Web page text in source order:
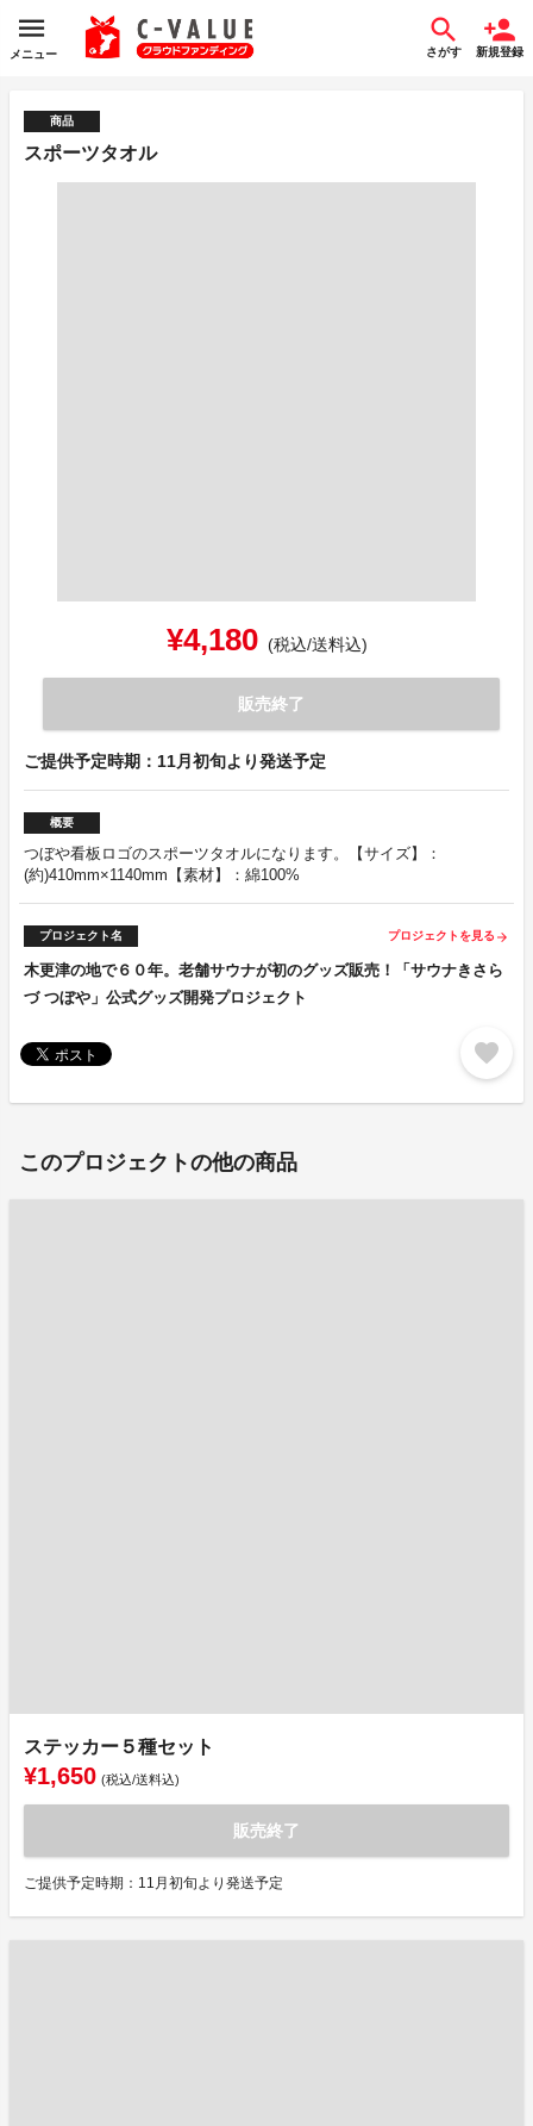
メニュー さがす 新規登録
商品
スポーツタオル
¥4,180 (税込/送料込)
販売終了
ご提供予定時期：11月初旬より発送予定
概要
つぼや看板ロゴのスポーツタオルになります。【サイズ】：
(約)410mm×1140mm【素材】：綿100%
プロジェクト名 プロジェクトを見る arrow_forward
木更津の地で６０年。老舗サウナが初のグッズ販売！「サウナきさら
づ つぼや」公式グッズ開発プロジェクト
favorite
このプロジェクトの他の商品
ステッカー５種セット
¥1,650 (税込/送料込)
販売終了
ご提供予定時期：11月初旬より発送予定